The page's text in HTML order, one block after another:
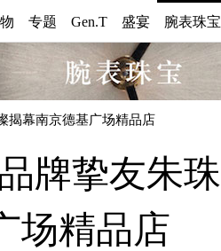
专题 Gen.T 盛宴 腕表珠宝
腕
表
珠
揭幕南京德基广场精品店
牌挚友朱珠
场精品店